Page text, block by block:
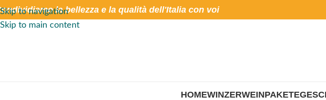
Skip to navigation
Skip to main content
la bellezza e la qualità dell'Italia con voi
HOMEWINZERWEINPAKETE